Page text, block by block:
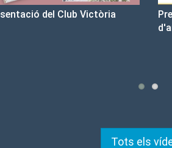
Presentació del llibre El darrer cop